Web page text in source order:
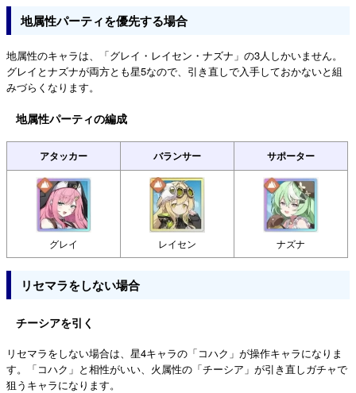
地属性パーティを優先する場合
地属性のキャラは、「グレイ・レイセン・ナズナ」の3人しかいません。
グレイとナズナが両方とも星5なので、引き直しで入手しておかないと組
みづらくなります。
地属性パーティの編成
アタッカー バランサー サポーター
グレイ レイセン ナズナ
リセマラをしない場合
チーシアを引く
リセマラをしない場合は、星4キャラの「コハク」が操作キャラになりま
す。「コハク」と相性がいい、火属性の「チーシア」が引き直しガチャで
狙うキャラになります。